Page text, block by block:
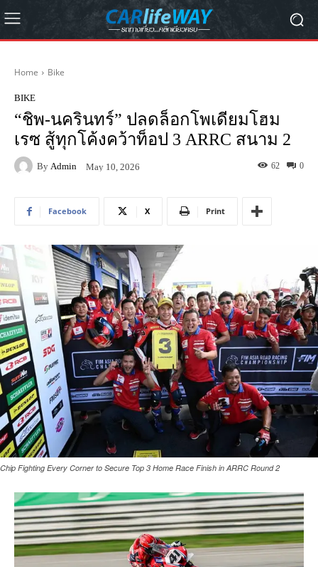
Home Bike
BIKE
“ชิพ-นครินทร์” ปลดล็อกโพเดียมโฮม
เรซ สู้ทุกโค้งคว้าท็อป 3 ARRC สนาม 2
By Admin May 10, 2026 0
62
Facebook X Print
Chip Fighting Every Corner to Secure Top 3 Home Race Finish in ARRC Round 2